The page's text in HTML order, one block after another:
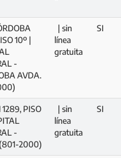
10º |
-
AVDA.
| sin
línea
gratuita
SI
1289, PISO
-
2000)
| sin
línea
gratuita
SI